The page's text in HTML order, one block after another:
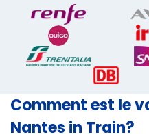
Comment est le
Nantes in Train?